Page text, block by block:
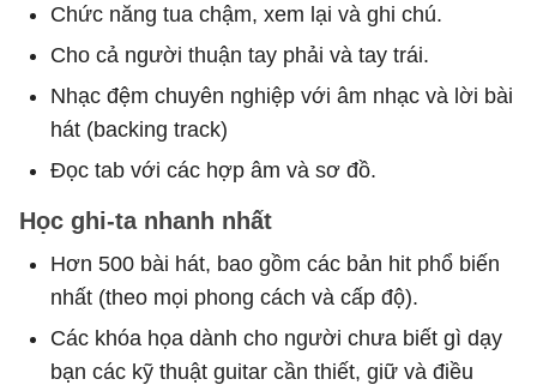
Chức năng tua chậm, xem lại và ghi chú.
Cho cả người thuận tay phải và tay trái.
Nhạc đệm chuyên nghiệp với âm nhạc và lời bài
hát (backing track)
Đọc tab với các hợp âm và sơ đồ.
Học ghi-ta nhanh nhất
Hơn 500 bài hát, bao gồm các bản hit phổ biến
nhất (theo mọi phong cách và cấp độ).
Các khóa họa dành cho người chưa biết gì dạy
bạn các kỹ thuật guitar cần thiết, giữ và điều